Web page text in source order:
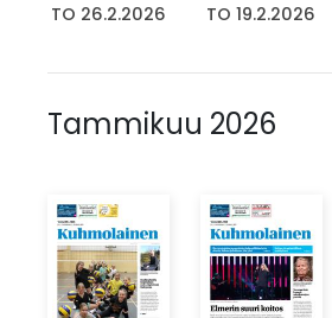
TO 26.2.2026 TO 19.2.2026
Tammikuu 2026